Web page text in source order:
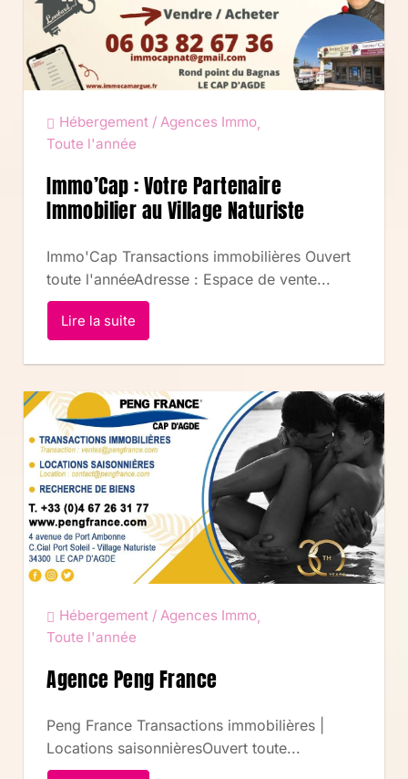
Hébergement / Agences Immo,
Toute l'année
Immo’Cap : Votre Partenaire
Immobilier au Village Naturiste
Immo'Cap Transactions immobilières Ouvert
toute l'annéeAdresse : Espace de vente...
Lire la suite
Hébergement / Agences Immo,
Toute l'année
Agence Peng France
Peng France Transactions immobilières |
Locations saisonnièresOuvert toute...